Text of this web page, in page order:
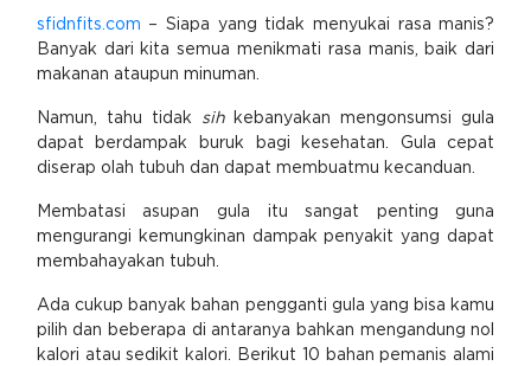
sfidnfits.com – Siapa yang tidak menyukai rasa manis?
Banyak dari kita semua menikmati rasa manis, baik dari
makanan ataupun minuman.
Namun, tahu tidak sihkebanyakan mengonsumsi gula
dapat berdampak buruk bagi kesehatan. Gula cepat
diserap olah tubuh dan dapat membuatmu kecanduan.
Membatasi asupan gula itu sangat penting guna
mengurangi kemungkinan dampak penyakit yang dapat
membahayakan tubuh.
Ada cukup banyak bahan pengganti gula yang bisa kamu
pilih dan beberapa di antaranya bahkan mengandung nol
kalori atau sedikit kalori. Berikut 10 bahan pemanis alami